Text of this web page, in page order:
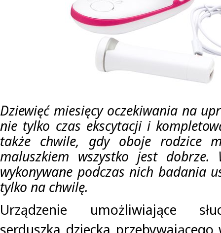
Dziewięć miesięcy oczekiwania na
nie tylko czas ekscytacji i
także chwile, gdy oboje rodzice
maluszkiem wszystko jest dobrze.
wykonywane podczas nich badania
tylko na chwilę.
Urządzenie umożliwiające
serduszka dziecka